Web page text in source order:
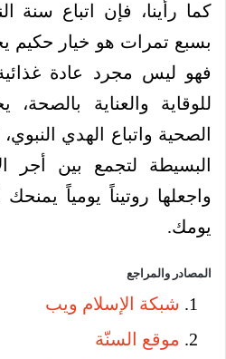
كما رأينا، فإن اتباع
بسبع تمرات هو خيار حكيم
فهو ليس مجرد عادة
للوقاية والعناية بالصحة،
الصحية واتباع الهدي
البسيطة لتجمع بين أجر
واجعلها روتيناً يومياً
يومك.
المصادر والمراجع
شبكة الإسلام ويب
موقع السنّة